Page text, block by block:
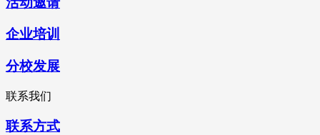
企业培训
分校发展
联系我们
联系方式